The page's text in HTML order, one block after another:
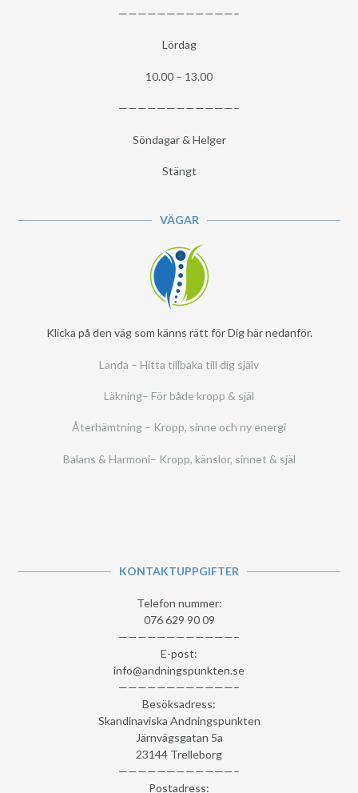
————————————–
Lördag
10.00 – 13.00
————————————–
Söndagar & Helger
Stängt
VÄGAR
Klicka på den väg som känns rätt för Dig här nedanför.
Landa – Hitta tillbaka till dig själv
Läkning– För både kropp & själ
Återhämtning – Kropp, sinne och ny energi
Balans & Harmoni– Kropp, känslor, sinnet & själ
KONTAKTUPPGIFTER
Telefon nummer:
076 629 90 09
————————————–
E-post:
info@andningspunkten.se
————————————–
Besöksadress:
Skandinaviska Andningspunkten
Järnvägsgatan 5a
23144 Trelleborg
————————————–
Postadress: